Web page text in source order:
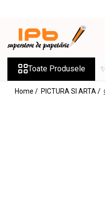
Toate Produsele
Ghiozdane, Rucsacuri,
Penare, Etuiuri,
Toate Produsele
Home / PICTURA SI ARTA /